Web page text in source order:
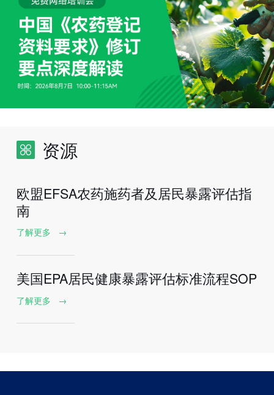
资源
欧盟EFSA农药施药者及居民暴露评估指
南
了解更多 →
美国EPA居民健康暴露评估标准流程SOP
了解更多 →